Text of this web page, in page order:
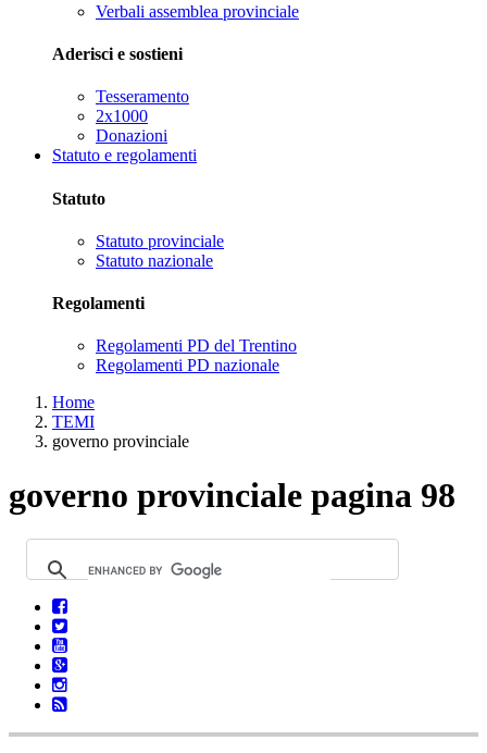
Verbali assemblea provinciale
Aderisci e sostieni
Tesseramento
2x1000
Donazioni
Statuto e regolamenti
Statuto
Statuto provinciale
Statuto nazionale
Regolamenti
Regolamenti PD del Trentino
Regolamenti PD nazionale
Home
TEMI
governo provinciale
governo provinciale pagina 98